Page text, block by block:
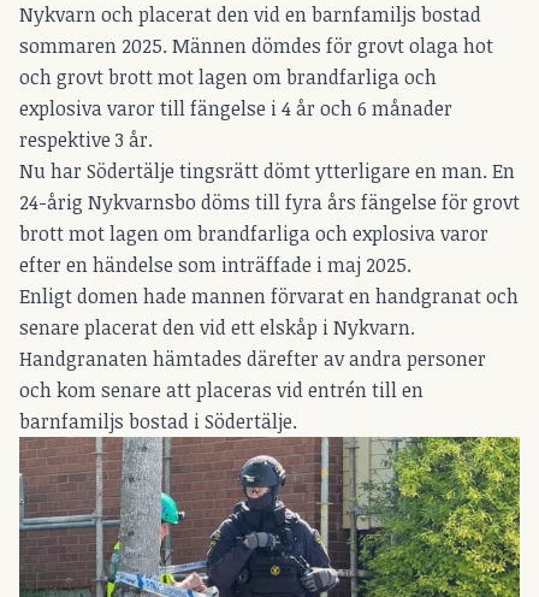
Nykvarn och placerat den vid en barnfamiljs bostad
sommaren 2025. Männen dömdes för grovt olaga hot
och grovt brott mot lagen om brandfarliga och
explosiva varor till fängelse i 4 år och 6 månader
respektive 3 år.
Nu har Södertälje tingsrätt dömt ytterligare en man. En
24-årig Nykvarnsbo döms till fyra års fängelse för grovt
brott mot lagen om brandfarliga och explosiva varor
efter en händelse som inträffade i maj 2025.
Enligt domen hade mannen förvarat en handgranat och
senare placerat den vid ett elskåp i Nykvarn.
Handgranaten hämtades därefter av andra personer
och kom senare att placeras vid entrén till en
barnfamiljs bostad i Södertälje.